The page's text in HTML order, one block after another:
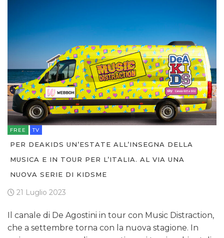
FREE TV
PER DEAKIDS UN’ESTATE ALL’INSEGNA DELLA
MUSICA E IN TOUR PER L’ITALIA. AL VIA UNA
NUOVA SERIE DI KIDSME
21 Luglio 2023
Il canale di De Agostini in tour con Music Distraction,
che a settembre torna con la nuova stagione. In